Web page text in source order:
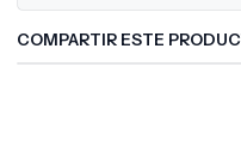
COMPARTIR ESTE